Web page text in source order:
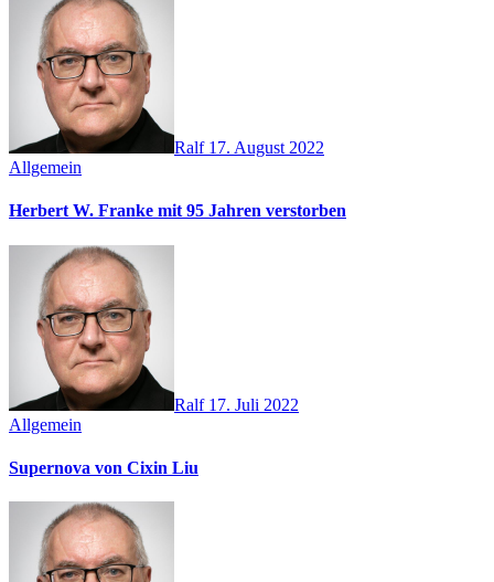
Ralf 17. August 2022
Allgemein
Herbert W. Franke mit 95 Jahren verstorben
Ralf 17. Juli 2022
Allgemein
Supernova von Cixin Liu